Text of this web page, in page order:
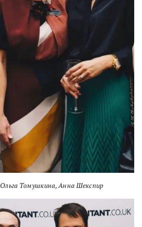
Томушкина, Анна Шекспир